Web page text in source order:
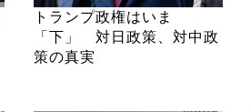
トランプ政権はいま
「下」 対日政策、対中政
策の真実